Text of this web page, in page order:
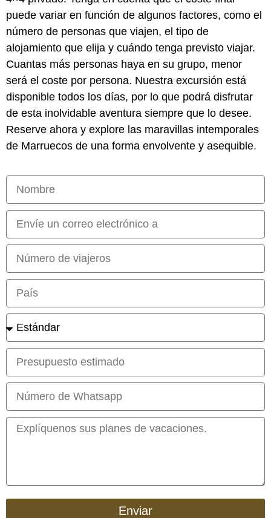
puede variar en función de algunos factores, como el
número de personas que viajen, el tipo de
alojamiento que elija y cuándo tenga previsto viajar.
Cuantas más personas haya en su grupo, menor
será el coste por persona. Nuestra excursión está
disponible todos los días, por lo que podrá disfrutar
de esta inolvidable aventura siempre que lo desee.
Reserve ahora y explore las maravillas intemporales
de Marruecos de una forma envolvente y asequible.
Enviar